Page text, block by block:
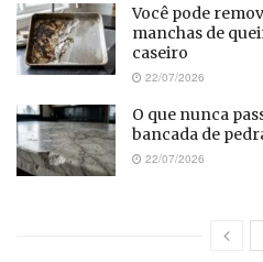
Você pode
manchas de
caseiro
22/07/2026
O que nunca
bancada de
22/07/2026